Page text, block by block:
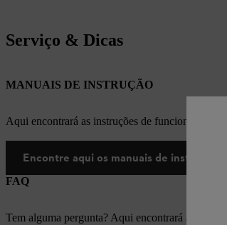
Serviço & Dicas
MANUAIS DE INSTRUÇÃO
Aqui encontrará as instruções de funcionamento
Encontre aqui os manuais de instruções
FAQ
Tem alguma pergunta? Aqui encontrará as